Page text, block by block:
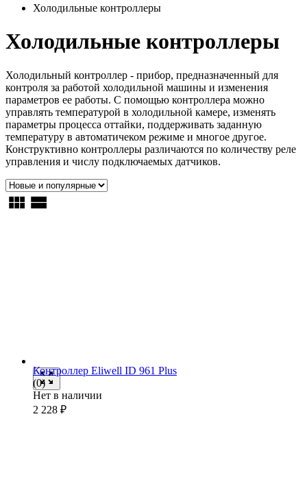
Холодильные контроллеры
Холодильные контроллеры
Холодильный контроллер - прибор, предназначенный для
контроля за работой холодильной машины и изменения
параметров ее работы. С помощью контроллера можно
управлять температурой в холодильной камере, изменять
параметры процесса оттайки, поддерживать заданную
температуру в автоматичеком режиме и многое другое.
Конструктивно контроллеры различаются по количеству реле
управления и числу подключаемых датчиков.
Контроллер Eliwell ID 961 Plus
(0)
Нет в наличии
2 228 ₽